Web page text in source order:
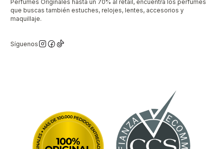
Perfumes Originales hasta un 70% al retail, encuentra los perfumes
que buscas también estuches, relojes, lentes, accesorios y
maquillaje.
Síguenos